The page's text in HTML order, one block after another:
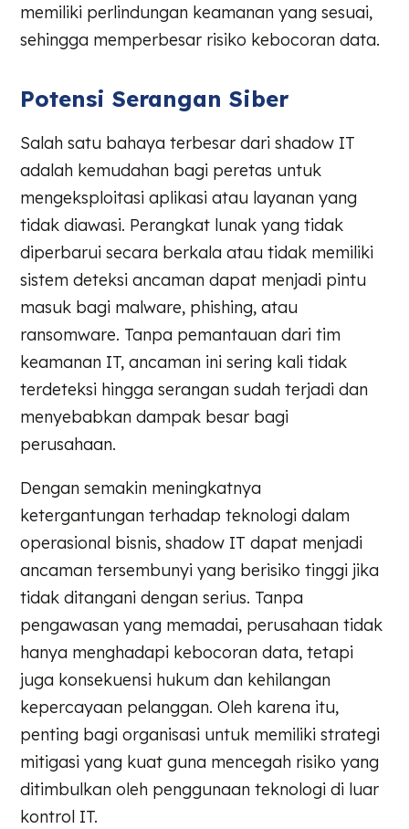
memiliki perlindungan keamanan yang sesuai,
sehingga memperbesar risiko kebocoran data.
Potensi Serangan Siber
Salah satu bahaya terbesar dari shadow IT
adalah kemudahan bagi peretas untuk
mengeksploitasi aplikasi atau layanan yang
tidak diawasi. Perangkat lunak yang tidak
diperbarui secara berkala atau tidak memiliki
sistem deteksi ancaman dapat menjadi pintu
masuk bagi malware, phishing, atau
ransomware. Tanpa pemantauan dari tim
keamanan IT, ancaman ini sering kali tidak
terdeteksi hingga serangan sudah terjadi dan
menyebabkan dampak besar bagi
perusahaan.
Dengan semakin meningkatnya
ketergantungan terhadap teknologi dalam
operasional bisnis, shadow IT dapat menjadi
ancaman tersembunyi yang berisiko tinggi jika
tidak ditangani dengan serius. Tanpa
pengawasan yang memadai, perusahaan tidak
hanya menghadapi kebocoran data, tetapi
juga konsekuensi hukum dan kehilangan
kepercayaan pelanggan. Oleh karena itu,
penting bagi organisasi untuk memiliki strategi
mitigasi yang kuat guna mencegah risiko yang
ditimbulkan oleh penggunaan teknologi di luar
kontrol IT.